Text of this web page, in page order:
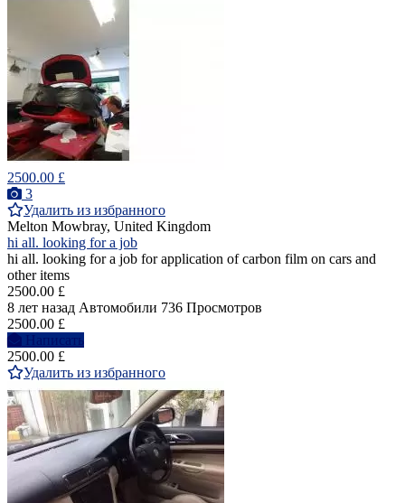
2500.00 £
3
Удалить из избранного
Melton Mowbray, United Kingdom
hi all. looking for a job
hi all. looking for a job for application of carbon film on cars and
other items
2500.00 £
8 лет назад Автомобили 736 Просмотров
2500.00 £
Написать
2500.00 £
Удалить из избранного